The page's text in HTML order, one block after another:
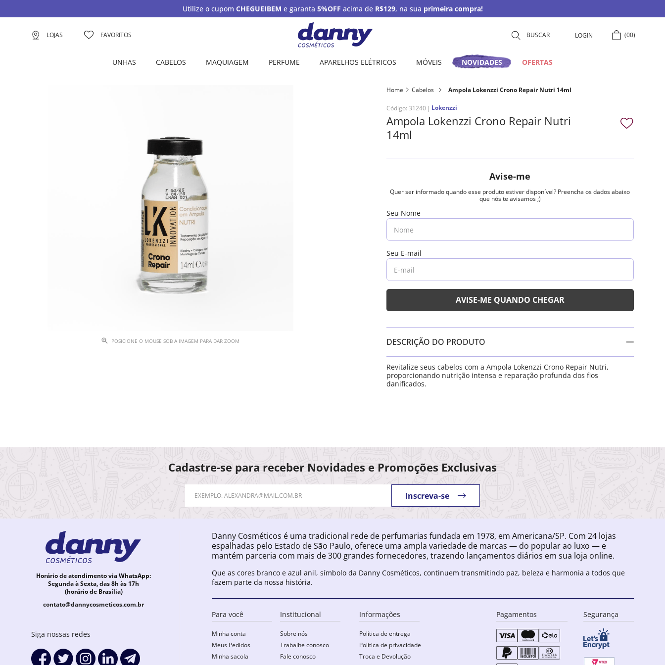
Utilize o cupom CHEGUEIBEM e garanta 5%OFF acima de R$129, na sua primeira compra!
LOJAS FAVORITOS LOGIN 00
UNHAS CABELOS MAQUIAGEM PERFUME APARELHOS ELÉTRICOS MÓVEIS NOVIDADES OFERTAS
POSICIONE O MOUSE SOB A IMAGEM PARA DAR ZOOM
Home Cabelos Ampola Lokenzzi Crono Repair Nutri 14ml
Código: 31240 Lokenzzi
Ampola Lokenzzi Crono Repair Nutri
14ml
DESCRIÇÃO DO PRODUTO
Revitalize seus cabelos com a Ampola Lokenzzi Crono Repair Nutri,
proporcionando nutrição intensa e reparação profunda dos fios
danificados.
Cadastre-se para receber Novidades e Promoções Exclusivas
Inscreva-se
Horário de atendimento via WhatsApp:
Segunda à Sexta, das 8h às 17h
(horário de Brasília)
contato@dannycosmeticos.com.br
Siga nossas redes
Danny Cosméticos é uma tradicional rede de perfumarias fundada em 1978, em Americana/SP. Com 24 lojas
espalhadas pelo Estado de São Paulo, oferece uma ampla variedade de marcas — do popular ao luxo — e
mantém parceria com mais de 300 grandes fornecedores, trazendo lançamentos diários em sua loja online.
Que as cores branco e azul anil, símbolo da Danny Cosméticos, continuem transmitindo paz, beleza e harmonia a todos que
fazem parte da nossa história.
Para você
Minha conta
Meus Pedidos
Minha sacola
Institucional
Sobre nós
Trabalhe conosco
Fale conosco
Informações
Política de entrega
Política de privacidade
Troca e Devolução
Pagamentos Segurança